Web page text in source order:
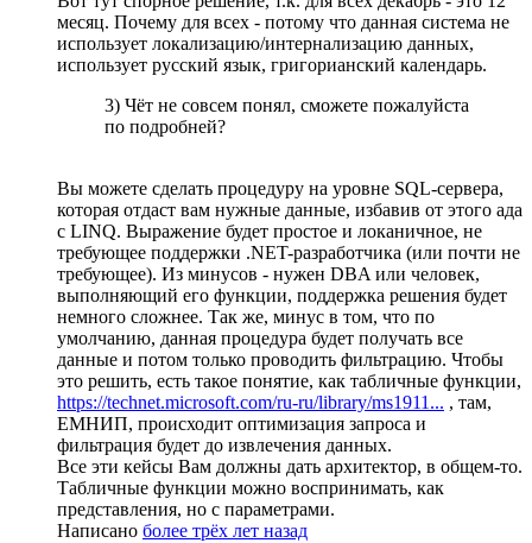
месяц. Почему для всех - потому что данная система не
использует локализацию/интернализацию данных,
использует русский язык, григорианский календарь.
3) Чёт не совсем понял, сможете пожалуйста
по подробней?
Вы можете сделать процедуру на уровне SQL-сервера,
которая отдаст вам нужные данные, избавив от этого ада
с LINQ. Выражение будет простое и локаничное, не
требующее поддержки .NET-разработчика (или почти не
требующее). Из минусов - нужен DBA или человек,
выполняющий его функции, поддержка решения будет
немного сложнее. Так же, минус в том, что по
умолчанию, данная процедура будет получать все
данные и потом только проводить фильтрацию. Чтобы
это решить, есть такое понятие, как табличные функции,
https://technet.microsoft.com/ru-ru/library/ms1911... , там,
ЕМНИП, происходит оптимизация запроса и
фильтрация будет до извлечения данных.
Все эти кейсы Вам должны дать архитектор, в общем-то.
Табличные функции можно воспринимать, как
представления, но с параметрами.
Написано более трёх лет назад